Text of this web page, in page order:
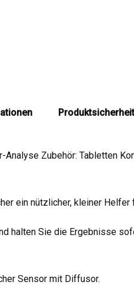
Produktsicherheit
Zubehör: Tabletten
ein nützlicher, kleiner
halten Sie die Ergebnisse
Sensor mit Diffusor.